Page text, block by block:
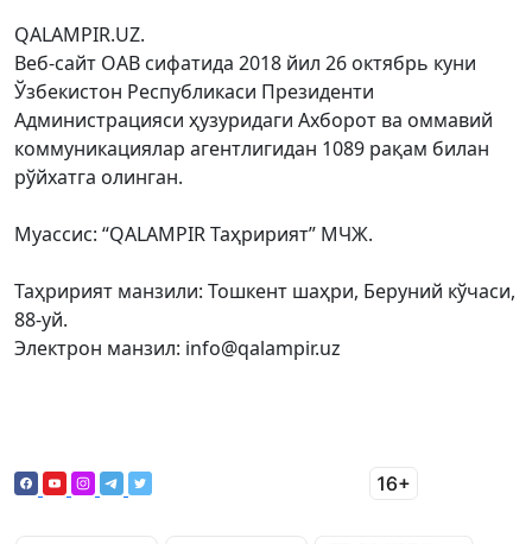
QALAMPIR.UZ.
Веб-сайт ОАВ сифатида 2018 йил 26 октябрь куни
Ўзбекистон Республикаси Президенти
Администрацияси ҳузуридаги Ахборот ва оммавий
коммуникациялар агентлигидан 1089 рақам билан
рўйхатга олинган.
Муассис: “QALAMPIR Таҳририят” МЧЖ.
Таҳририят манзили: Тошкент шаҳри, Беруний кўчаси,
88-уй.
Электрон манзил: info@qalampir.uz